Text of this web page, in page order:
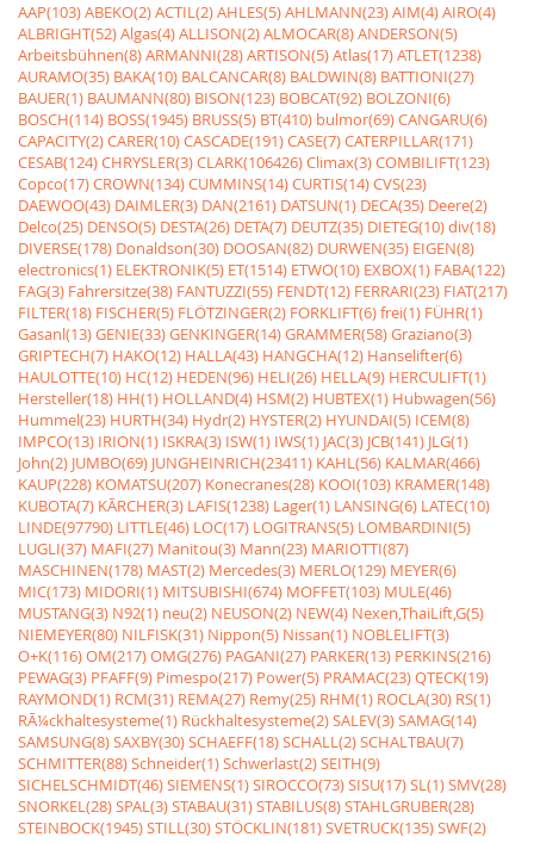
AAP(103)ABEKO(2)ACTIL(2)AHLES(5)AHLMANN(23)AIM(4)AIRO(4)
ALBRIGHT(52)Algas(4)ALLISON(2)ALMOCAR(8)ANDERSON(5)
Arbeitsbühnen(8)ARMANNI(28)ARTISON(5)Atlas(17)ATLET(1238)
AURAMO(35) BAKA(10) BALCANCAR(8) BALDWIN(8) BATTIONI(27)
BAUER(1) BAUMANN(80) BISON(123) BOBCAT(92) BOLZONI(6)
BOSCH(114) BOSS(1945) BRUSS(5) BT(410) bulmor(69)CANGARU(6)
CAPACITY(2)CARER(10)CASCADE(191)CASE(7)CATERPILLAR(171)
CESAB(124)CHRYSLER(3)CLARK(106426)Climax(3)COMBILIFT(123)
Copco(17)CROWN(134)CUMMINS(14)CURTIS(14)CVS(23)
DAEWOO(43) DAIMLER(3) DAN(2161) DATSUN(1) DECA(35) Deere(2)
Delco(25) DENSO(5) DESTA(26) DETA(7) DEUTZ(35) DIETEG(10)div(18)
DIVERSE(178) Donaldson(30) DOOSAN(82) DURWEN(35) EIGEN(8)
electronics(1) ELEKTRONIK(5) ET(1514) ETWO(10) EXBOX(1) FABA(122)
FAG(3) Fahrersitze(38) FANTUZZI(55) FENDT(12) FERRARI(23) FIAT(217)
FILTER(18) FISCHER(5) FLÖTZINGER(2) FORKLIFT(6)frei(1) FÜHR(1)
Gasanl(13)GENIE(33)GENKINGER(14)GRAMMER(58)Graziano(3)
GRIPTECH(7) HAKO(12) HALLA(43) HANGCHA(12) Hanselifter(6)
HAULOTTE(10) HC(12) HEDEN(96) HELI(26) HELLA(9) HERCULIFT(1)
Hersteller(18) HH(1) HOLLAND(4) HSM(2) HUBTEX(1) Hubwagen(56)
Hummel(23) HURTH(34) Hydr(2) HYSTER(2) HYUNDAI(5) ICEM(8)
IMPCO(13) IRION(1) ISKRA(3) ISW(1) IWS(1) JAC(3) JCB(141) JLG(1)
John(2) JUMBO(69) JUNGHEINRICH(23411) KAHL(56) KALMAR(466)
KAUP(228) KOMATSU(207) Konecranes(28) KOOI(103) KRAMER(148)
KUBOTA(7) KÃRCHER(3) LAFIS(1238) Lager(1) LANSING(6) LATEC(10)
LINDE(97790) LITTLE(46) LOC(17) LOGITRANS(5) LOMBARDINI(5)
LUGLI(37) MAFI(27) Manitou(3) Mann(23) MARIOTTI(87)
MASCHINEN(178) MAST(2) Mercedes(3) MERLO(129) MEYER(6)
MIC(173) MIDORI(1) MITSUBISHI(674) MOFFET(103) MULE(46)
MUSTANG(3) N92(1) neu(2) NEUSON(2) NEW(4) Nexen,ThaiLift,G(5)
NIEMEYER(80) NILFISK(31) Nippon(5) Nissan(1) NOBLELIFT(3)
O+K(116)OM(217)OMG(276) PAGANI(27) PARKER(13) PERKINS(216)
PEWAG(3) PFAFF(9) Pimespo(217) Power(5) PRAMAC(23)QTECK(19)
RAYMOND(1) RCM(31) REMA(27) Remy(25) RHM(1) ROCLA(30) RS(1)
RÃ¼ckhaltesysteme(1) Rückhaltesysteme(2)SALEV(3)SAMAG(14)
SAMSUNG(8)SAXBY(30)SCHAEFF(18)SCHALL(2)SCHALTBAU(7)
SCHMITTER(88)Schneider(1)Schwerlast(2)SEITH(9)
SICHELSCHMIDT(46)SIEMENS(1)SIROCCO(73)SISU(17)SL(1)SMV(28)
SNORKEL(28)SPAL(3)STABAU(31)STABILUS(8)STAHLGRUBER(28)
STEINBOCK(1945)STILL(30)STÖCKLIN(181)SVETRUCK(135)SWF(2)